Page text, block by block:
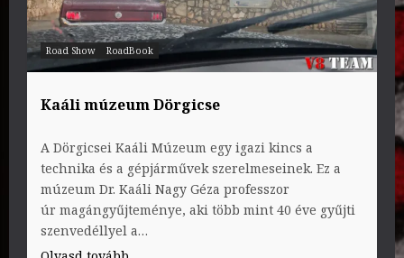
Road Show RoadBook
Kaáli múzeum Dörgicse
A Dörgicsei Kaáli Múzeum egy igazi kincs a
technika és a gépjárművek szerelmeseinek. Ez a
múzeum Dr. Kaáli Nagy Géza professzor
úr magángyűjteménye, aki több mint 40 éve gyűjti
szenvedéllyel a…